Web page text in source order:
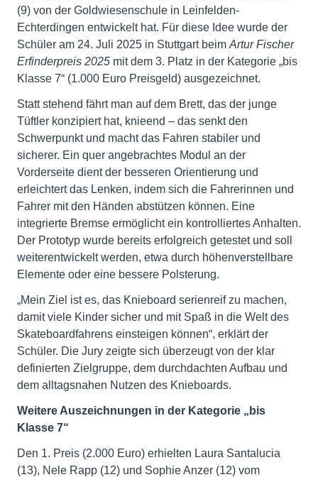
(9) von der Goldwiesenschule in Leinfelden-
Echterdingen entwickelt hat. Für diese Idee wurde der
Schüler am 24. Juli 2025 in Stuttgart beim Artur Fischer
Erfinderpreis 2025 mit dem 3. Platz in der Kategorie „bis
Klasse 7“ (1.000 Euro Preisgeld) ausgezeichnet.
Statt stehend fährt man auf dem Brett, das der junge
Tüftler konzipiert hat, knieend – das senkt den
Schwerpunkt und macht das Fahren stabiler und
sicherer. Ein quer angebrachtes Modul an der
Vorderseite dient der besseren Orientierung und
erleichtert das Lenken, indem sich die Fahrerinnen und
Fahrer mit den Händen abstützen können. Eine
integrierte Bremse ermöglicht ein kontrolliertes Anhalten.
Der Prototyp wurde bereits erfolgreich getestet und soll
weiterentwickelt werden, etwa durch höhenverstellbare
Elemente oder eine bessere Polsterung.
„Mein Ziel ist es, das Knieboard serienreif zu machen,
damit viele Kinder sicher und mit Spaß in die Welt des
Skateboardfahrens einsteigen können“, erklärt der
Schüler. Die Jury zeigte sich überzeugt von der klar
definierten Zielgruppe, dem durchdachten Aufbau und
dem alltagsnahen Nutzen des Knieboards.
Weitere Auszeichnungen in der Kategorie „bis
Klasse 7“
Den 1. Preis (2.000 Euro) erhielten Laura Santalucia
(13), Nele Rapp (12) und Sophie Anzer (12) vom